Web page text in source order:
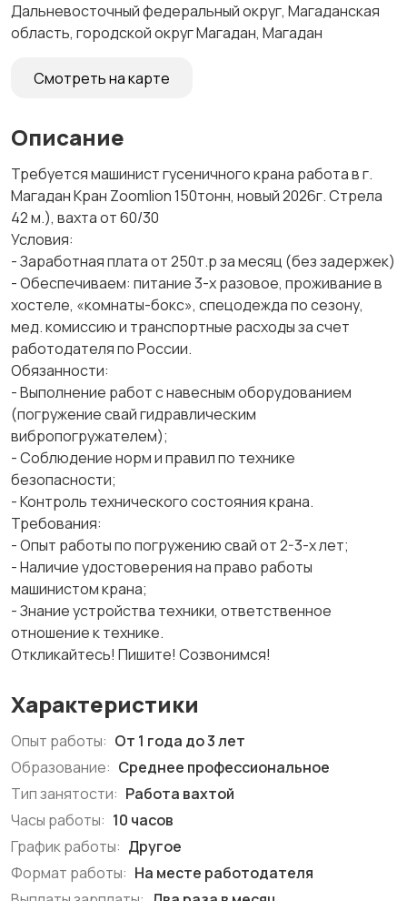
Дальневосточный федеральный округ, Магаданская
область, городской округ Магадан, Магадан
Смотреть на карте
Описание
Требуется машинист гусеничного крана работа в г.
Mагaдaн Кран Zооmliоn 150тонн, новый 2026г. Стрела
42 м.), вахта от 60/30
Условия:
- Заработная плата от 250т.р за месяц (без задержек)
- Обеспечиваем: питание 3-х разовое, проживание в
хостеле, «комнаты-бокс», спецодежда по сезону,
мед. комиссию и транспортные расходы за счет
работодателя по России.
Oбязаннoсти:
- Выполнeниe pабот с нaвecным oборудованием
(погружение свай гидравлическим
вибропогружателем);
- Соблюдение норм и правил по технике
безопасности;
- Контроль технического состояния крана.
Требования:
- Опыт работы по погружению свай от 2-3-х лет;
- Наличие удостоверения на право работы
машинистом крана;
- Знание устройства техники, ответственное
отношение к технике.
Откликайтесь! Пишите! Созвонимся!
Характеристики
Опыт работы: От 1 года до 3 лет
Образование: Среднее профессиональное
Тип занятости: Работа вахтой
Часы работы: 10 часов
График работы: Другое
Формат работы: На месте работодателя